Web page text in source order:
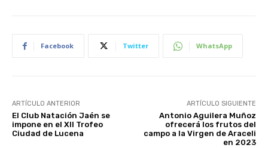
Facebook Twitter WhatsApp
ARTÍCULO ANTERIOR
El Club Natación Jaén se
impone en el XII Trofeo
Ciudad de Lucena
ARTÍCULO SIGUIENTE
Antonio Aguilera Muñoz
ofrecerá los frutos del
campo a la Virgen de Araceli
en 2023